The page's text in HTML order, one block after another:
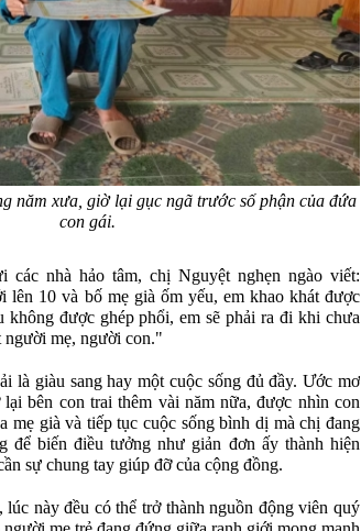
năm xưa, giờ lại gục ngã trước số phận của đứa
con gái.
các nhà hảo tâm, chị Nguyệt nghẹn ngào viết:
lên 10 và bố mẹ già ốm yếu, em khao khát được
không được ghép phổi, em sẽ phải ra đi khi chưa
người mẹ, người con."
là giàu sang hay một cuộc sống đủ đầy. Ước mơ
bên con trai thêm vài năm nữa, được nhìn con
mẹ già và tiếp tục cuộc sống bình dị mà chị đang
để biến điều tưởng như giản đơn ấy thành hiện
sự chung tay giúp đỡ của cộng đồng.
này đều có thể trở thành nguồn động viên quý